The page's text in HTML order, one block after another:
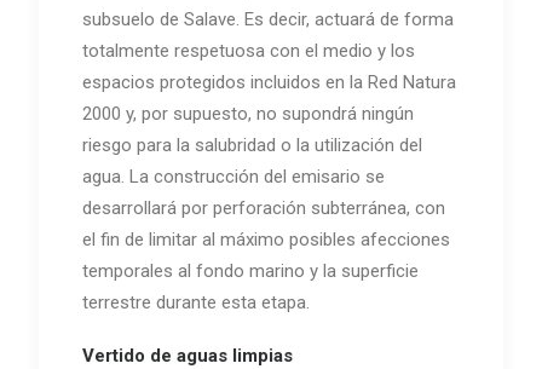
subsuelo de Salave. Es decir, actuará de forma
totalmente respetuosa con el medio y los
espacios protegidos incluidos en la Red Natura
2000 y, por supuesto, no supondrá ningún
riesgo para la salubridad o la utilización del
agua. La construcción del emisario se
desarrollará por perforación subterránea, con
el fin de limitar al máximo posibles afecciones
temporales al fondo marino y la superficie
terrestre durante esta etapa.
Vertido de aguas limpias